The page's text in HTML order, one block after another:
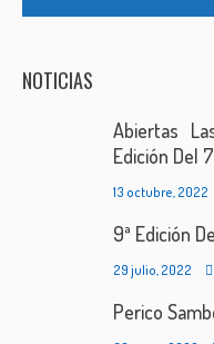
NOTICIAS
Abiertas
Edición Del
13 octubre, 2022
9ª Edición
29 julio, 2022
Perico